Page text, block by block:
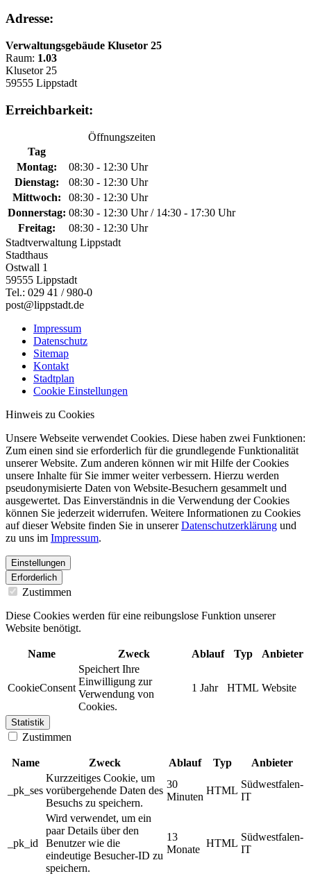
Adresse:
Verwaltungsgebäude Klusetor 25
Raum: 1.03
Klusetor 25
59555 Lippstadt
Erreichbarkeit:
Öffnungszeiten
Tag
Montag:
08:30 - 12:30 Uhr
Dienstag:
08:30 - 12:30 Uhr
Mittwoch:
08:30 - 12:30 Uhr
Donnerstag: 08:30 - 12:30 Uhr / 14:30 - 17:30 Uhr
Freitag:
08:30 - 12:30 Uhr
Stadtverwaltung Lippstadt
Stadthaus
Ostwall 1
59555 Lippstadt
Tel.: 029 41 / 980-0
post@lippstadt.de
Impressum
Datenschutz
Sitemap
Kontakt
Stadtplan
Cookie Einstellungen
Hinweis zu Cookies
Unsere Webseite verwendet Cookies. Diese haben zwei Funktionen:
Zum einen sind sie erforderlich für die grundlegende Funktionalität
unserer Website. Zum anderen können wir mit Hilfe der Cookies
unsere Inhalte für Sie immer weiter verbessern. Hierzu werden
pseudonymisierte Daten von Website-Besuchern gesammelt und
ausgewertet. Das Einverständnis in die Verwendung der Cookies
können Sie jederzeit widerrufen. Weitere Informationen zu Cookies
auf dieser Website finden Sie in unsererDatenschutzerklärung und
zu uns im Impressum.
Einstellungen
Erforderlich
Zustimmen
Diese Cookies werden für eine reibungslose Funktion unserer
Website benötigt.
Name Zweck Ablauf Typ Anbieter
CookieConsent
Speichert Ihre
Einwilligung zur
Verwendung von
Cookies.
1 Jahr HTML Website
Statistik
Zustimmen
Name Zweck Ablauf Typ Anbieter
_pk_ses
Kurzzeitiges Cookie, um
vorübergehende Daten des
Besuchs zu speichern.
30
Minuten
HTML
Südwestfalen-
IT
_pk_id
Wird verwendet, um ein
paar Details über den
Benutzer wie die
eindeutige Besucher-ID zu
speichern.
13
Monate
HTML
Südwestfalen-
IT